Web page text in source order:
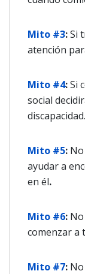
Mito #3:Si
atención
Mito #4:Si
social
discapacidad.
Mito #5:
ayudar a
en él.
Mito #6:
comenzar a
Mito #7: